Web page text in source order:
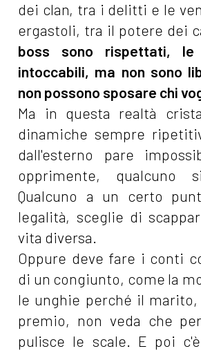
dei clan, tra i delitti e le
ergastoli, tra il potere dei
boss sono rispettati, le
intoccabili, ma non sono
non possono sposare chi
Ma in questa realtà
dinamiche sempre
dall'esterno pare
opprimente, qualcuno
Qualcuno a un certo
legalità, sceglie di
vita diversa.
Oppure deve fare i conti
di un congiunto, come la
le unghie perché il marito,
premio, non veda che
pulisce le scale. E poi